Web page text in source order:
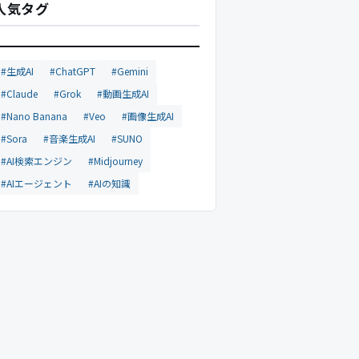
気タグ
#生成AI #ChatGPT
#Gemini
#Claude
#Grok
#動画生成AI
#Nano Banana
#Veo
#画像生成AI
#Sora
#音楽生成AI
#SUNO
#AI検索エンジン
#Midjourney
#AIエージェント
#AIの知識